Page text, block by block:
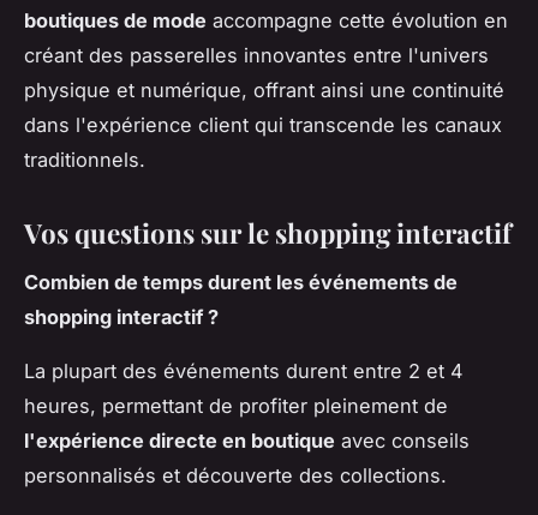
boutiques de mode accompagne cette évolution en
créant des passerelles innovantes entre l'univers
physique et numérique, offrant ainsi une continuité
dans l'expérience client qui transcende les canaux
traditionnels.
Vos questions sur le shopping interactif
Combien de temps durent les événements de
shopping interactif ?
La plupart des événements durent entre 2 et 4
heures, permettant de profiter pleinement de
l'expérience directe en boutique avec conseils
personnalisés et découverte des collections.